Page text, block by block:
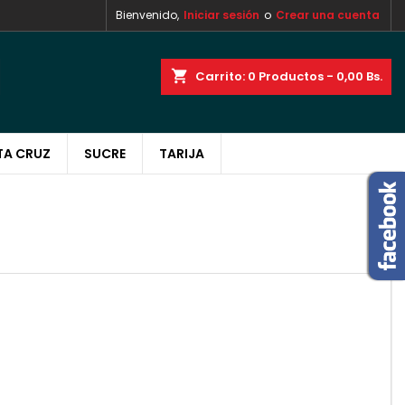
Bienvenido, Iniciar sesión o Crear una cuenta
shopping_cart Carrito: 0 Productos - 0,00 Bs.
CRUZ SUCRE TARIJA